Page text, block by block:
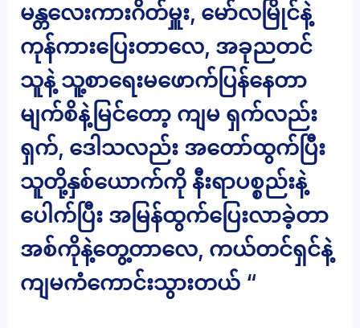
မန္တလေးကားဂိတ်မှူး, မော်လမြိုင်နဲ့
ကုန်ကားပြေးတာလေ, အခုညတင်
သူနဲ့ သူ့စာရေးမဖောက်ပြန်နေတာ
မျက်စိနဲ့မြင်တော့ ကျမ ရှက်လည်း
ရှက်, ဒေါသလည်း အတော်ထွက်ပြီး
သူတို့နှစ်ယောက်ကို နီးရာပစ္စည်းနဲ့
ပေါက်ပြီး အမြန်ထွက်ပြေးလာခဲ့တာ
အစ်ကိုနဲ့တွေ့တာလေ, ကယ်တင်ရှင်နဲ့
ကျမကံကောင်းသွားတယ် “